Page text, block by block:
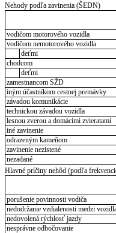
Nehody podľa zavinenia (ŠEDN)
vodičom motorového vozidla
vodičom nemotorového vozidla
deťmi
chodcom
deťmi
zamestnancom SŽD
iným účastníkom cestnej premávky
závadou komunikácie
technickou závadou vozidla
lesnou zverou a domácimi zvieratami
iné zavinenie
odrazeným kameňom
zavinenie nezistené
nezadané
Hlavné príčiny nehôd (podľa
porušenie povinnosti vodiča
nedodržanie vzdialenosti medzi
nedovolená rýchlosť jazdy
nesprávne odbočovanie